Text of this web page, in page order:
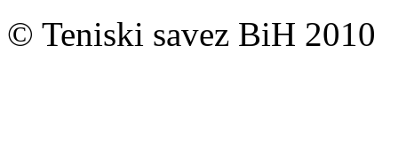
© Teniski savez BiH 2010